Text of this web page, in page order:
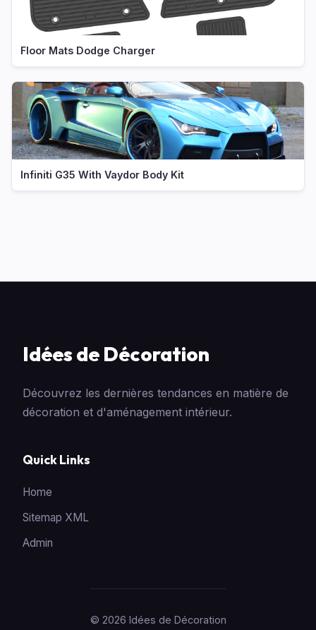
Floor Mats Dodge Charger
Infiniti G35 With Vaydor Body Kit
Idées de Décoration
Découvrez les dernières tendances en matière de
décoration et d'aménagement intérieur.
Quick Links
Home
Sitemap XML
Admin
© 2026 Idées de Décoration